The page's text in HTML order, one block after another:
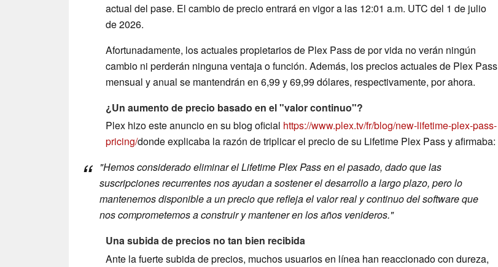
actual del pase. El cambio de precio entrará en vigor a las 12:01 a.m. UTC del 1 de julio
de 2026.
Afortunadamente, los actuales propietarios de Plex Pass de por vida no verán ningún
cambio ni perderán ninguna ventaja o función. Además, los precios actuales de Plex Pass
mensual y anual se mantendrán en 6,99 y 69,99 dólares, respectivamente, por ahora.
¿Un aumento de precio basado en el "valor continuo"?
Plex hizo este anuncio en su blog oficial https://www.plex.tv/fr/blog/new-lifetime-plex-pass-
pricing/donde explicaba la razón de triplicar el precio de su Lifetime Plex Pass y afirmaba:
"Hemos considerado eliminar el Lifetime Plex Pass en el pasado, dado que las
suscripciones recurrentes nos ayudan a sostener el desarrollo a largo plazo, pero lo
mantenemos disponible a un precio que refleja el valor real y continuo del software que
nos comprometemos a construir y mantener en los años venideros."
Una subida de precios no tan bien recibida
Ante la fuerte subida de precios, muchos usuarios en línea han reaccionado con dureza,